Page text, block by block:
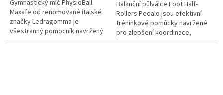
Gymnastický míč PhysioBall
Maxafe od renomované italské
značky Ledragomma je
všestranný pomocník navržený
nejen pro terapii a rehabilitaci,
Balanční půlválce Foot Half-
Rollers Pedalo jsou efektivní
tréninkové pomůcky navržené
pro zlepšení koordinace,
stability a síly nohou. Skládají se